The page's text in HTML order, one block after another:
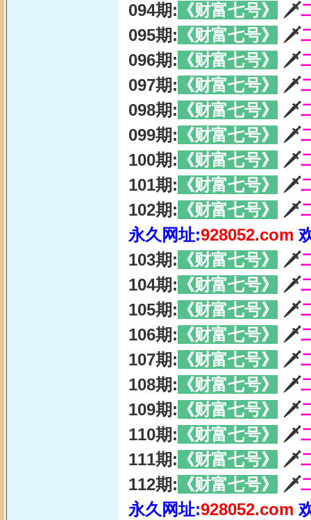
094期: 《财富七号》 🗡
095期: 《财富七号》 🗡
096期: 《财富七号》 🗡
097期: 《财富七号》 🗡
098期: 《财富七号》 🗡
099期: 《财富七号》 🗡
100期: 《财富七号》 🗡
101期: 《财富七号》 🗡
102期: 《财富七号》 🗡
永久网址:928052.com
103期: 《财富七号》 🗡
104期: 《财富七号》 🗡
105期: 《财富七号》 🗡
106期: 《财富七号》 🗡
107期: 《财富七号》 🗡
108期: 《财富七号》 🗡
109期: 《财富七号》 🗡
110期: 《财富七号》 🗡
111期: 《财富七号》 🗡
112期: 《财富七号》 🗡
永久网址:928052.com